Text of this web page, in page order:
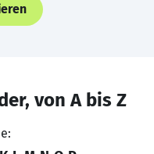
von A bis Z